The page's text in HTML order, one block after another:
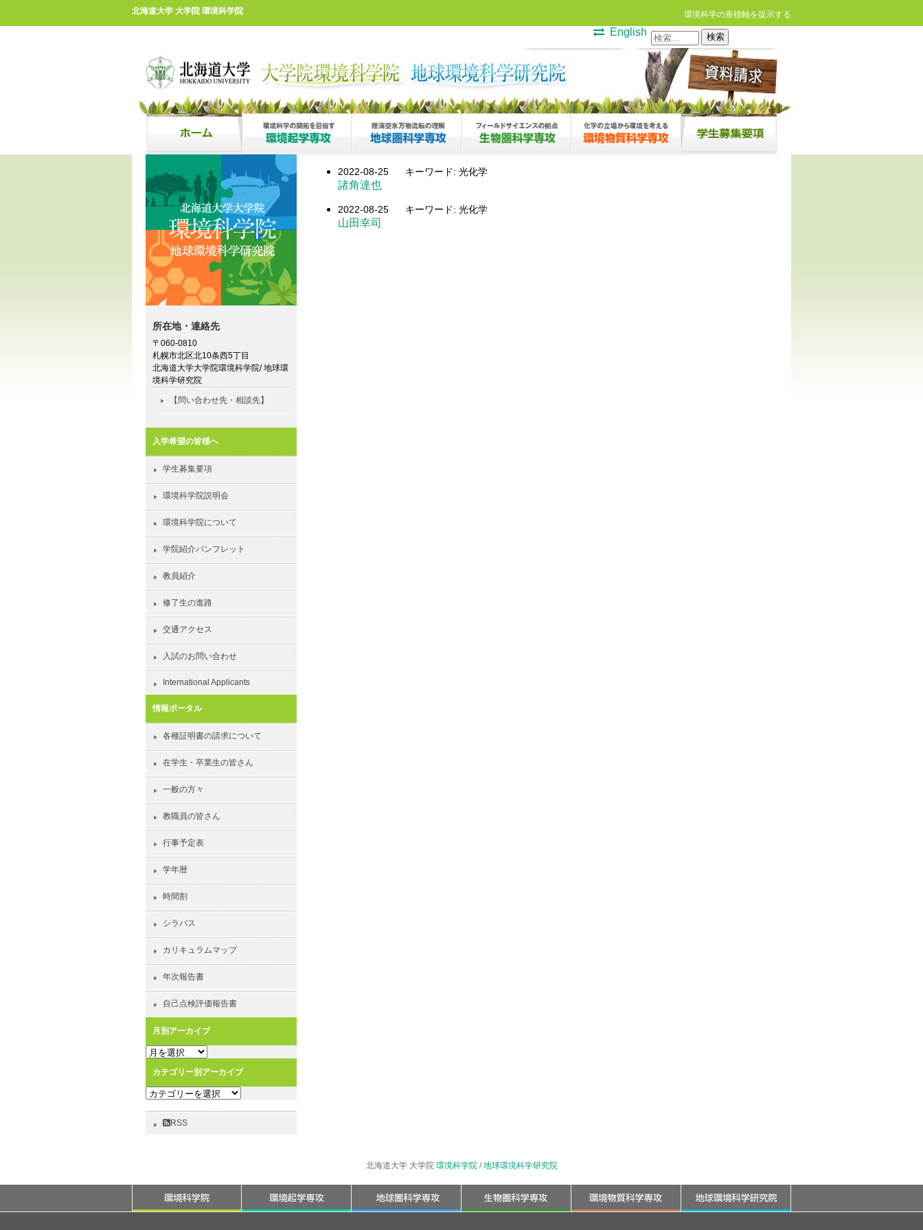
北海道大学 大学院 環境科学院 環境科学の座標軸を提示する
検
索:
English
2022-08-25 キーワード: 光化学
諸角達也
2022-08-25 キーワード: 光化学
山田幸司
所在地・連絡先
〒060-0810
札幌市北区北10条西5丁目
北海道大学大学院環境科学院/ 地球環
境科学研究院
【問い合わせ先・相談先】
入学希望の皆様へ
学生募集要項
環境科学院説明会
環境科学院について
学院紹介パンフレット
教員紹介
修了生の進路
交通アクセス
入試のお問い合わせ
International Applicants
情報ポータル
各種証明書の請求について
在学生・卒業生の皆さん
一般の方々
教職員の皆さん
行事予定表
学年暦
時間割
シラバス
カリキュラムマップ
年次報告書
自己点検評価報告書
月別アーカイブ
月
ー
カ
イ
カテゴリー別アーカイブ
カ
ゴ
カ
RSS
北海道大学 大学院 環境科学院/地球環境科学研究院